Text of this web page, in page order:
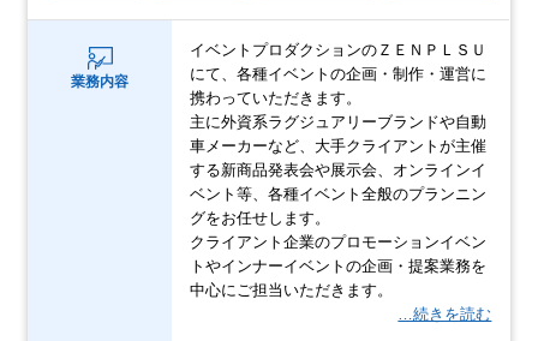
業務内容
イベントプロダクションのＺＥＮＰＬＳＵ
にて、各種イベントの企画・制作・運営に
携わっていただきます。
主に外資系ラグジュアリーブランドや自動
車メーカーなど、大手クライアントが主催
する新商品発表会や展示会、オンラインイ
ベント等、各種イベント全般のプランニン
グをお任せします。
クライアント企業のプロモーションイベン
トやインナーイベントの企画・提案業務を
中心にご担当いただきます。
…続きを読む